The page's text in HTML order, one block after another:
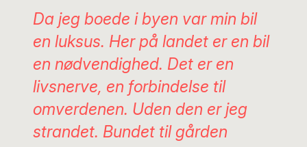
Da jeg boede i byen var min bil
en luksus. Her på landet er en bil
en nødvendighed. Det er en
livsnerve, en forbindelse til
omverdenen. Uden den er jeg
strandet. Bundet til gården